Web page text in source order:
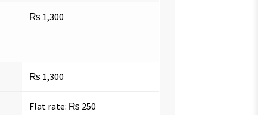
₨ 1,300
₨ 1,300
Flat rate: ₨ 250